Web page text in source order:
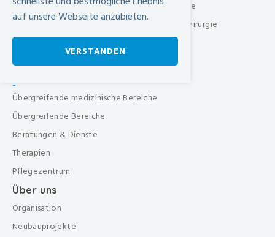
Klinik für Allgemein-, Gefäss- & Viszeralchirurgie
Klinik für Orthopädie, Traumatologie & Handchirurgie
Urologische Klinik
Medizinische Klinik
Übergreifende medizinische Bereiche
Übergreifende Bereiche
Beratungen & Dienste
Therapien
Pflegezentrum
Über uns
Organisation
Neubauprojekte
auf unsere Webseite anzubieten.
VERSTANDEN
-